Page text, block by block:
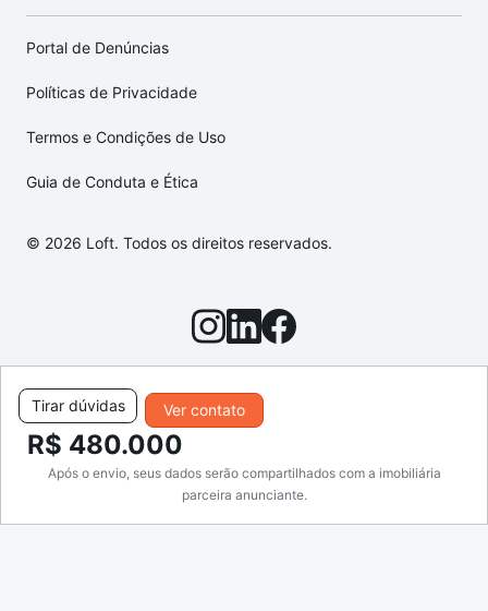
Ver contato
Tirar dúvidas
R$ 480.000
Após o envio, seus dados serão compartilhados com a imobiliária
parceira anunciante.
Portal de Denúncias
Políticas de Privacidade
Termos e Condições de Uso
Guia de Conduta e Ética
© 2026 Loft. Todos os direitos reservados.